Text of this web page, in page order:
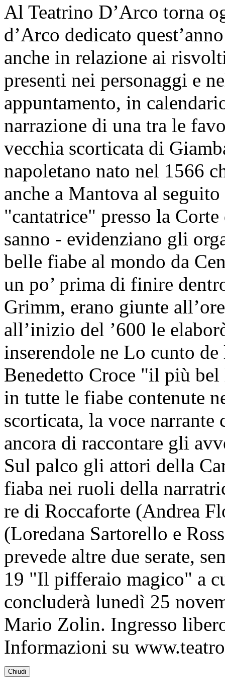
Al Teatrino D’Arco torna
d’Arco dedicato
anche in relazione ai
presenti nei personaggi e
appuntamento, in
narrazione di una tra le
vecchia scorticata di
napoletano nato nel 1566
anche a Mantova al
"cantatrice" presso la
sanno - evidenziano gli
belle fiabe al mondo da
un po’ prima di finire
Grimm, erano giunte
all’inizio del ’600 le
inserendole ne Lo cunto
Benedetto Croce "il più
in tutte le fiabe contenute
scorticata, la voce
ancora di raccontare gli
Sul palco gli attori della
fiaba nei ruoli della
re di Roccaforte (Andrea
(Loredana Sartorello e
prevede altre due serate,
19 "Il pifferaio magico" a
concluderà lunedì 25
Mario Zolin. Ingresso
Informazioni su
Chiudi